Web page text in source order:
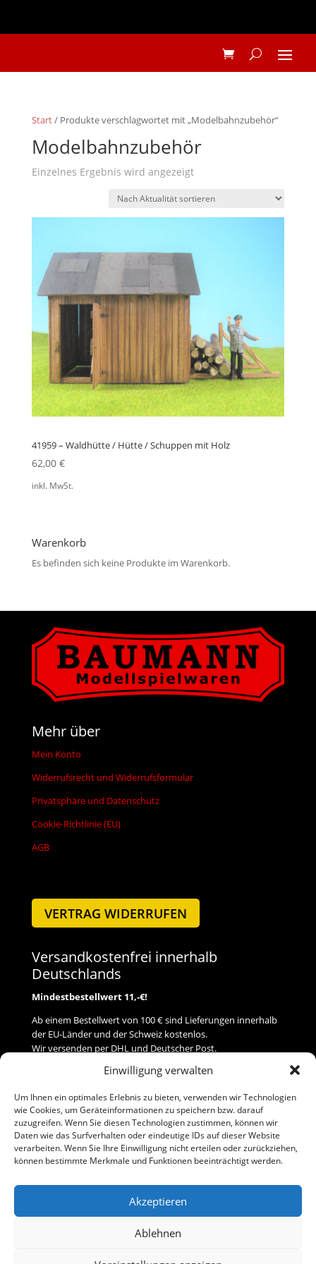
Einwilligung verwalten
Um Ihnen ein optimales Erlebnis zu bieten, verwenden wir Technologien
wie Cookies, um Geräteinformationen zu speichern bzw. darauf
zuzugreifen. Wenn Sie diesen Technologien zustimmen, können wir
Daten wie das Surfverhalten oder eindeutige IDs auf dieser Website
verarbeiten. Wenn Sie Ihre Einwilligung nicht erteilen oder zurückziehen,
können bestimmte Merkmale und Funktionen beeinträchtigt werden.
Akzeptieren
Ablehnen
Start/ Produkte verschlagwortet mit „Modelbahnzubehör“
Modelbahnzubehör
Einzelnes Ergebnis wird angezeigt
41959 – Waldhütte / Hütte / Schuppen mit Holz
62,00 €
inkl. MwSt.
Warenkorb
Es befinden sich keine Produkte im Warenkorb.
Mehr über
Mein Konto
Widerrufsrecht und Widerrufsformular
Privatsphäre und Datenschutz
Cookie-Richtlinie (EU)
AGB
VERTRAG WIDERRUFEN
Versandkostenfrei innerhalb
Deutschlands
Mindestbestellwert 11,-€!
Ab einem Bestellwert von 100 € sind Lieferungen innerhalb
der EU-Länder und der Schweiz kostenlos.
Wir versenden per DHL und Deutscher Post.
Versand
Zahlung
Baumann Modellspielwaren
Telefon (0 91 61) 33 84